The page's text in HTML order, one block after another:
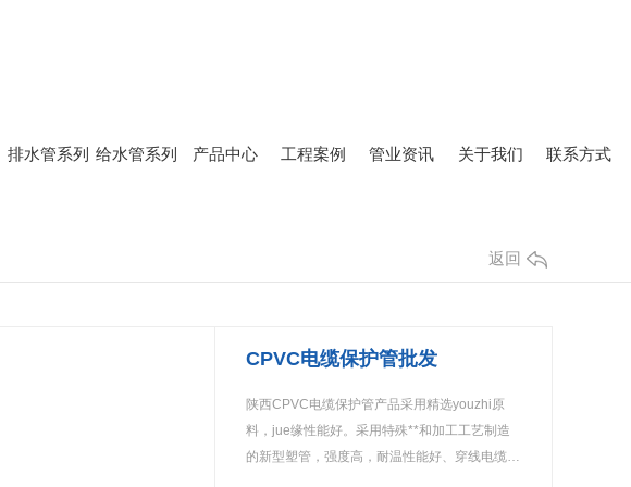
排水管系列 给水管系列 产品中心 工程案例 管业资讯 关于我们 联系方式
返回
CPVC电缆保护管批发
陕西CPVC电缆保护管产品采用精选youzhi原
料，jue缘性能好。采用特殊**和加工工艺制造
的新型塑管，强度高，耐温性能好、穿线电缆